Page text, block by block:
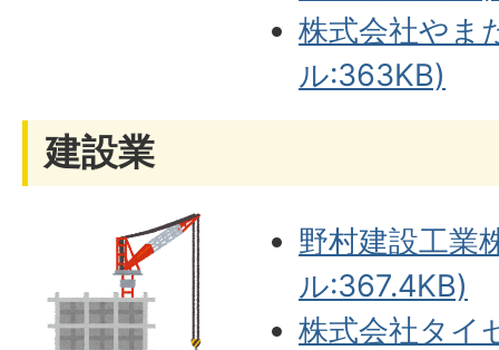
株式会社やま
ル:363KB)
建設業
野村建設工業
ル:367.4KB)
株式会社タイ